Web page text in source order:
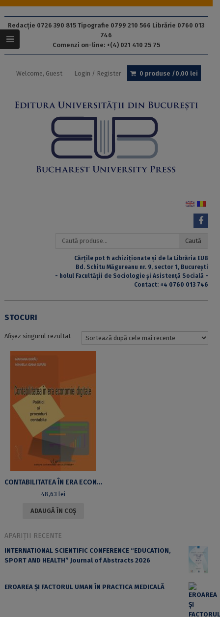
Redacție 0726 390 815 Tipografie 0799 210 566 Librărie 0760 013
746
Comenzi on-line: +(4) 021 410 25 75
Welcome, Guest Login / Register 0 produse /0,00 lei
Caută
Caută
Cărțile pot fi achiziționate și de la Librăria EUB
Bd. Schitu Măgureanu nr. 9, sector 1, București
- holul Facultății de Sociologie și Asistență Socială -
Contact: +4 0760 013 746
STOCURI
Afișez singurul rezultat
CONTABILITATEA ÎN ERA ECONOMIEI DIGITALE. POLITICI ȘI PROCEDURI CONTABILE
48,63 lei
ADAUGĂ ÎN COȘ
APARIȚII RECENTE
INTERNATIONAL SCIENTIFIC CONFERENCE “EDUCATION,
SPORT AND HEALTH” Journal of Abstracts 2026
EROAREA ȘI FACTORUL UMAN ÎN PRACTICA MEDICALĂ